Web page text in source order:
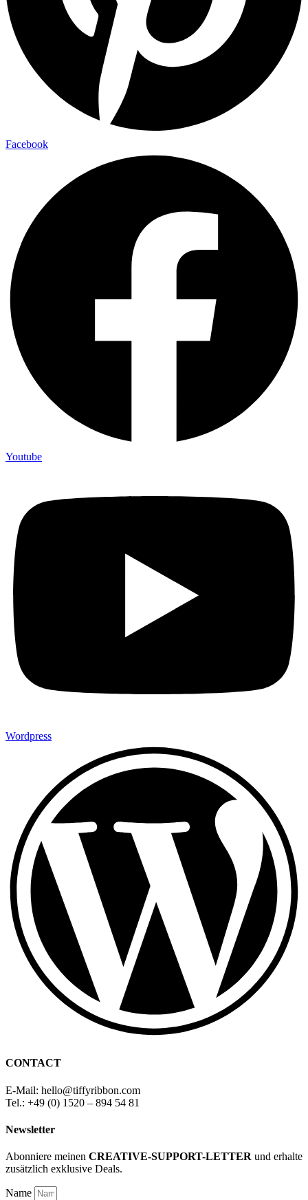
Facebook
Youtube
Wordpress
CONTACT
E-Mail: hello@tiffyribbon.com
Tel.: +49 (0) 1520 – 894 54 81
Newsletter
Abonniere meinen CREATIVE-SUPPORT-LETTER und erhalte
zusätzlich exklusive Deals.
Name